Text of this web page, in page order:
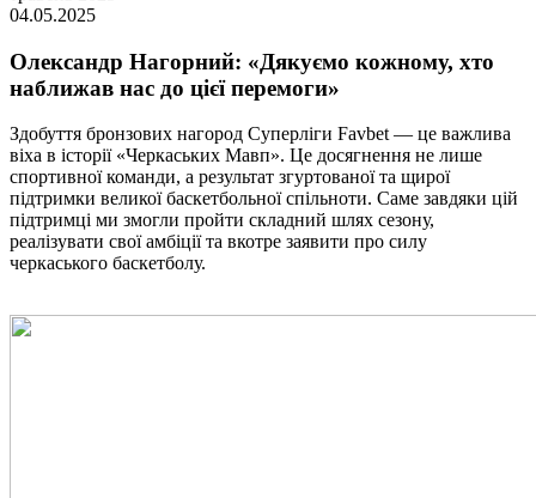
04.05.2025
Олександр Нагорний: «Дякуємо кожному, хто
наближав нас до цієї перемоги»
Здобуття бронзових нагород Суперліги Favbet — це важлива
віха в історії «Черкаських Мавп». Це досягнення не лише
спортивної команди, а результат згуртованої та щирої
підтримки великої баскетбольної спільноти. Саме завдяки цій
підтримці ми змогли пройти складний шлях сезону,
реалізувати свої амбіції та вкотре заявити про силу
черкаського баскетболу.